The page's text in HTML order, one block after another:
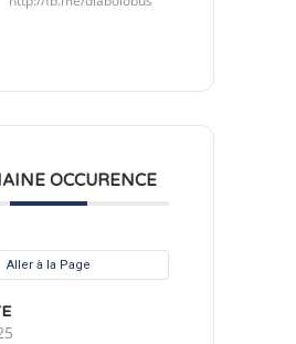
OCCURENCE
Aller à la Page